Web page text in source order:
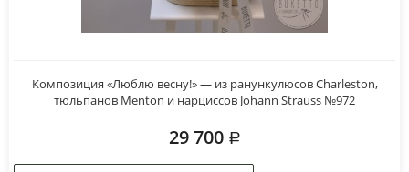
Композиция «Люблю весну!» — из ранункулюсов Charleston,
тюльпанов Menton и нарциссов Johann Strauss №972
29 700